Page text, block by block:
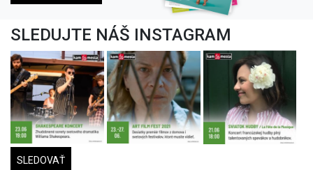
SLEDUJTE NÁŠ INSTAGRAM
SLEDOVAŤ